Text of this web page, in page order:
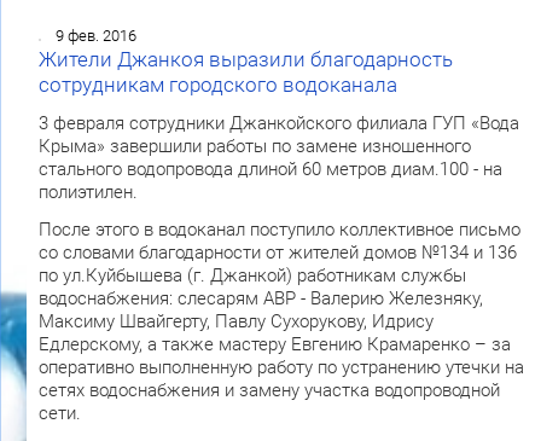
9 фев. 2016
Жители Джанкоя выразили благодарность
сотрудникам городского водоканала
3 февраля сотрудники Джанкойского филиала ГУП «Вода
Крыма» завершили работы по замене изношенного
стального водопровода длиной 60 метров диам.100 - на
полиэтилен.
После этого в водоканал поступило коллективное письмо
со словами благодарности от жителей домов №134 и 136
по ул.Куйбышева (г. Джанкой) работникам службы
водоснабжения: слесарям АВР - Валерию Железняку,
Максиму Швайгерту, Павлу Сухорукову, Идрису
Едлерскому, а также мастеру Евгению Крамаренко – за
оперативно выполненную работу по устранению утечки на
сетях водоснабжения и замену участка водопроводной
сети.